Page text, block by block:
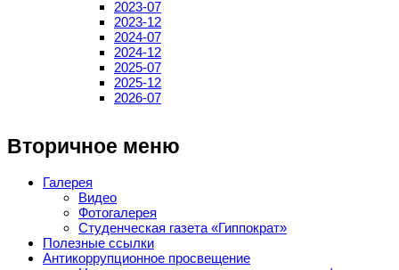
2023-07
2023-12
2024-07
2024-12
2025-07
2025-12
2026-07
Вторичное меню
Галерея
Видео
Фотогалерея
Студенческая газета «Гиппократ»
Полезные ссылки
Антикоррупционное просвещение